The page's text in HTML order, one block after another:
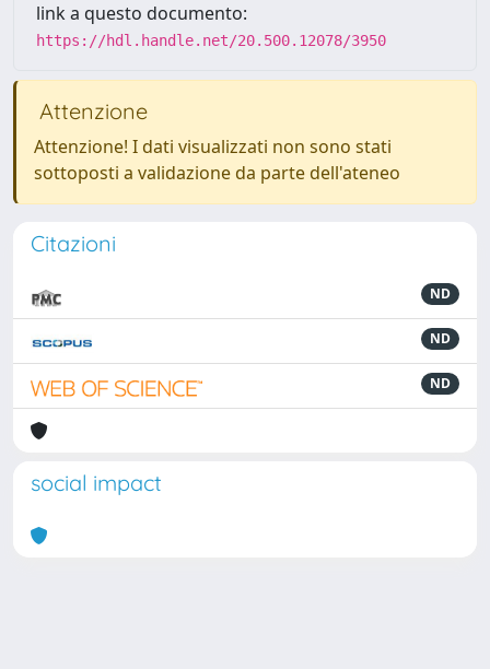
link a questo documento:
https://hdl.handle.net/20.500.12078/3950
Attenzione
Attenzione! I dati visualizzati non sono stati
sottoposti a validazione da parte dell'ateneo
Citazioni
ND
ND
ND
social impact